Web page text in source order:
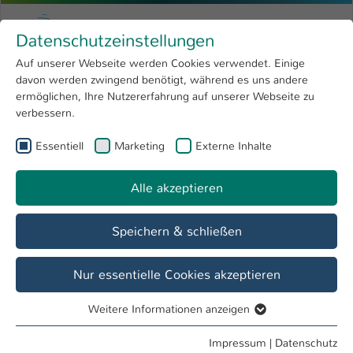
Menu
Forschung 4
Open submenu
Hochschule
International
Zum Hauptinhalt springen
Hochschule Kaiserslautern
Sie sind hier:
Bachelor
Bachelor Mechatronik - Präsenz
Datenschutzeinstellungen
Auf unserer Webseite werden Cookies verwendet. Einige
davon werden zwingend benötigt, während es uns andere
ermöglichen, Ihre Nutzererfahrung auf unserer Webseite zu
verbessern.
Essentiell Marketing Externe Inhalte
Alle akzeptieren
Speichern & schließen
Nur essentielle Cookies akzeptieren
Essentielle Cookies werden für grundlegende Funktionen
Weitere Informationen anzeigen
Impressum | Datenschutz